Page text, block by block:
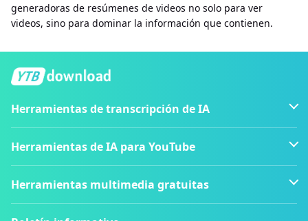
generadoras de resúmenes de videos no solo para ver
videos, sino para dominar la información que contienen.
Herramientas de transcripción de IA
Herramientas de IA para YouTube
Herramientas multimedia gratuitas